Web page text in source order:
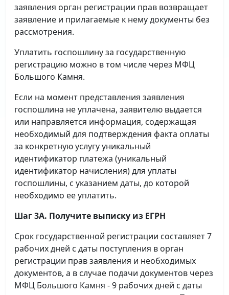
заявления орган регистрации прав возвращает
заявление и прилагаемые к нему документы без
рассмотрения.
Уплатить госпошлину за государственную
регистрацию можно в том числе через МФЦ
Большого Камня.
Если на момент представления заявления
госпошлина не уплачена, заявителю выдается
или направляется информация, содержащая
необходимый для подтверждения факта оплаты
за конкретную услугу уникальный
идентификатор платежа (уникальный
идентификатор начисления) для уплаты
госпошлины, с указанием даты, до которой
необходимо ее уплатить.
Шаг 3А. Получите выписку из ЕГРН
Срок государственной регистрации составляет 7
рабочих дней с даты поступления в орган
регистрации прав заявления и необходимых
документов, а в случае подачи документов через
МФЦ Большого Камня - 9 рабочих дней с даты